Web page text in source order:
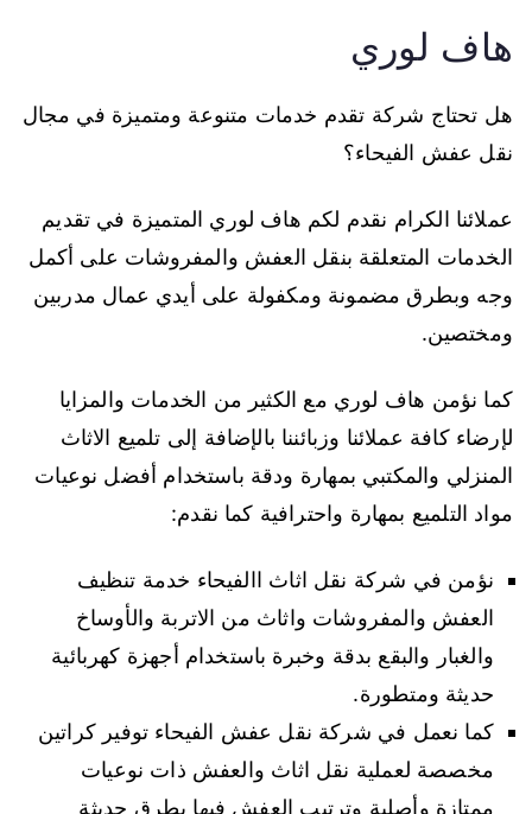
هاف لوري
هل تحتاج شركة تقدم خدمات متنوعة ومتميزة في مجال
نقل عفش الفيحاء؟
عملائنا الكرام نقدم لكم هاف لوري المتميزة في تقديم
الخدمات المتعلقة بنقل العفش والمفروشات على أكمل
وجه وبطرق مضمونة ومكفولة على أيدي عمال مدربين
ومختصين.
كما نؤمن هاف لوري مع الكثير من الخدمات والمزايا
لإرضاء كافة عملائنا وزبائننا بالإضافة إلى تلميع الاثاث
المنزلي والمكتبي بمهارة ودقة باستخدام أفضل نوعيات
مواد التلميع بمهارة واحترافية كما نقدم:
نؤمن في شركة نقل اثاث االفيحاء خدمة تنظيف
العفش والمفروشات واثاث من الاتربة والأوساخ
والغبار والبقع بدقة وخبرة باستخدام أجهزة كهربائية
حديثة ومتطورة.
كما نعمل في شركة نقل عفش الفيحاء توفير كراتين
مخصصة لعملية نقل اثاث والعفش ذات نوعيات
ممتازة وأصلية وترتيب العفش فيها بطرق حديثة